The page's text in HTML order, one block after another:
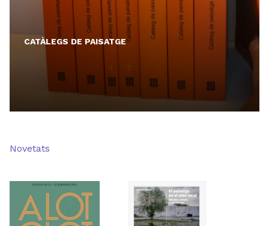
CATÀLEGS DE PAISATGE
Novetats